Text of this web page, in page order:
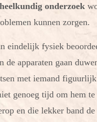
onderzoek
kunnen zorgen.
eindelijk fysiek
de apparaten gaan
met iemand
genoeg tijd om hem
en die lekker band